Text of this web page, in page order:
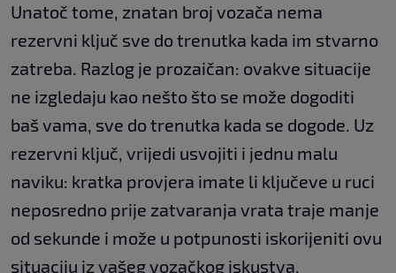
Unatoč tome, znatan broj vozača nema
rezervni ključ sve do trenutka kada im stvarno
zatreba. Razlog je prozaičan: ovakve situacije
ne izgledaju kao nešto što se može dogoditi
baš vama, sve do trenutka kada se dogode. Uz
rezervni ključ, vrijedi usvojiti i jednu malu
naviku: kratka provjera imate li ključeve u ruci
neposredno prije zatvaranja vrata traje manje
od sekunde i može u potpunosti iskorijeniti ovu
situaciju iz vašeg vozačkog iskustva.